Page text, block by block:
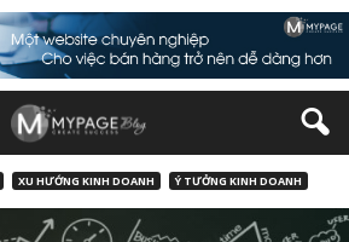
XU HƯỚNG KINH DOANH Ý TƯỞNG KINH DOANH